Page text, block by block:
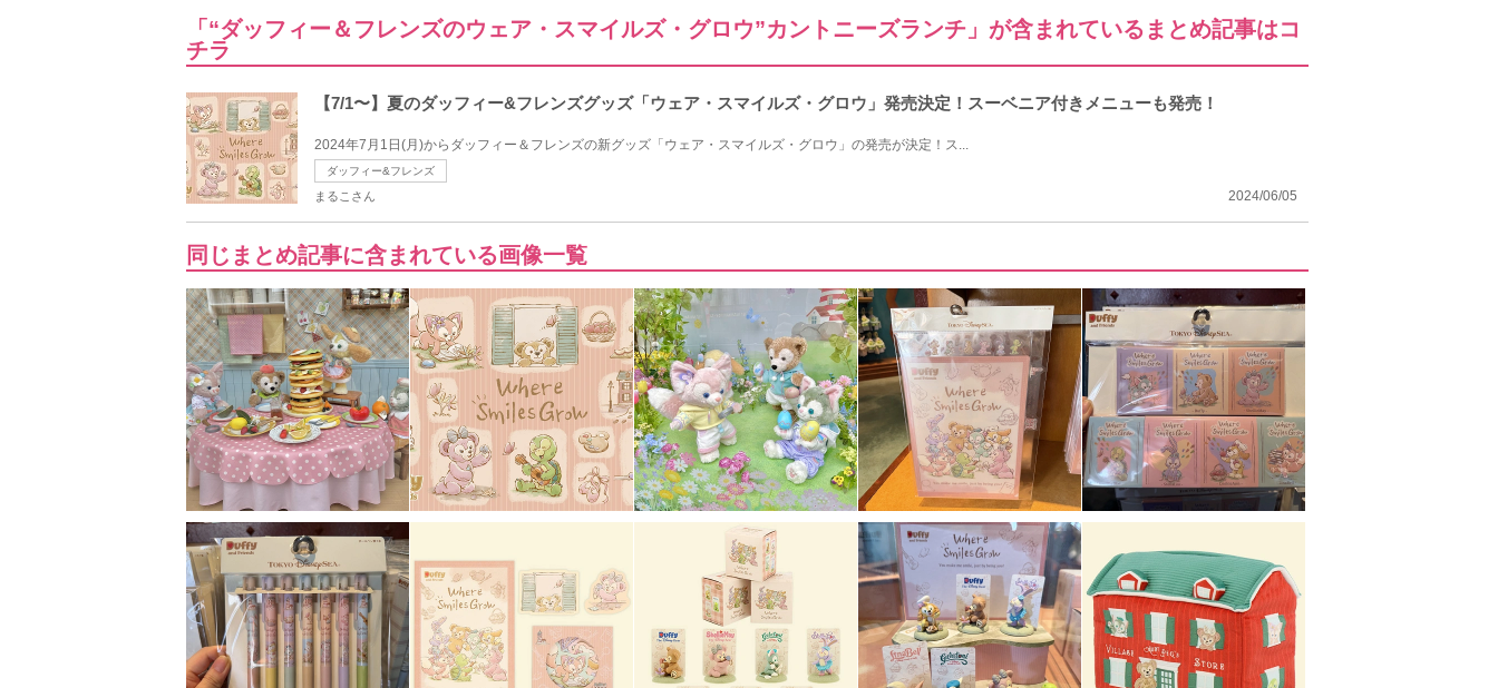
「“ダッフィー＆フレンズのウェア・スマイルズ・グロウ”カントニーズランチ」が含まれているまとめ記事はコ
チラ
【7/1〜】夏のダッフィー&フレンズグッズ「ウェア・スマイルズ・グロウ」発売決定！スーベニア付きメニューも発売！
2024年7月1日(月)からダッフィー＆フレンズの新グッズ「ウェア・スマイルズ・グロウ」の発売が決定！ス...
ダッフィー&フレンズ
2024/06/05
まるこさん
同じまとめ記事に含まれている画像一覧